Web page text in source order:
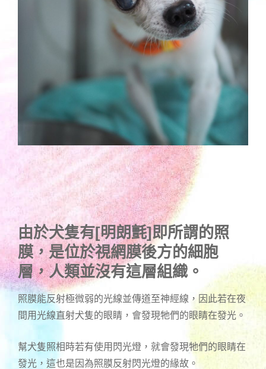
由於犬隻有[明朗氈]即所謂的照
膜，是位於視網膜後方的細胞
層，人類並沒有這層組織。
照膜能反射極微弱的光線並傳道至神經線，因此若在夜
間用光線直射犬隻的眼睛，會發現牠們的眼睛在發光。
幫犬隻照相時若有使用閃光燈，就會發現牠們的眼睛在
發光，這也是因為照膜反射閃光燈的緣故。